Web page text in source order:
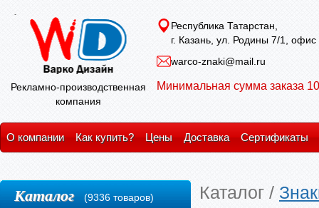
Рекламно-производственная
компания
Республика Татарстан,
г. Казань, ул. Родины 7/1, офис
warco-znaki@mail.ru
Минимальная сумма заказа
О компании Как купить? Цены Доставка Сертификаты
Каталог /
Каталог (9336 товаров)